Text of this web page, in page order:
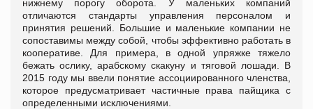
нижнему порогу оборота. У маленьких компаний
отличаются стандарты управления персоналом и
принятия решений. Большие и маленькие компании не
сопоставимы между собой, чтобы эффективно работать в
кооперативе. Для примера, в одной упряжке тяжело
бежать ослику, арабскому скакуну и тяговой лошади. В
2015 году мы ввели понятие ассоциированного членства,
которое предусматривает частичные права пайщика с
определенными исключениями.